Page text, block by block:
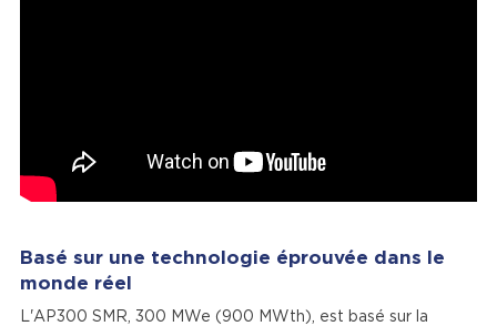
Basé sur une technologie éprouvée dans le
monde réel
L'AP300 SMR, 300 MWe (900 MWth), est basé sur la